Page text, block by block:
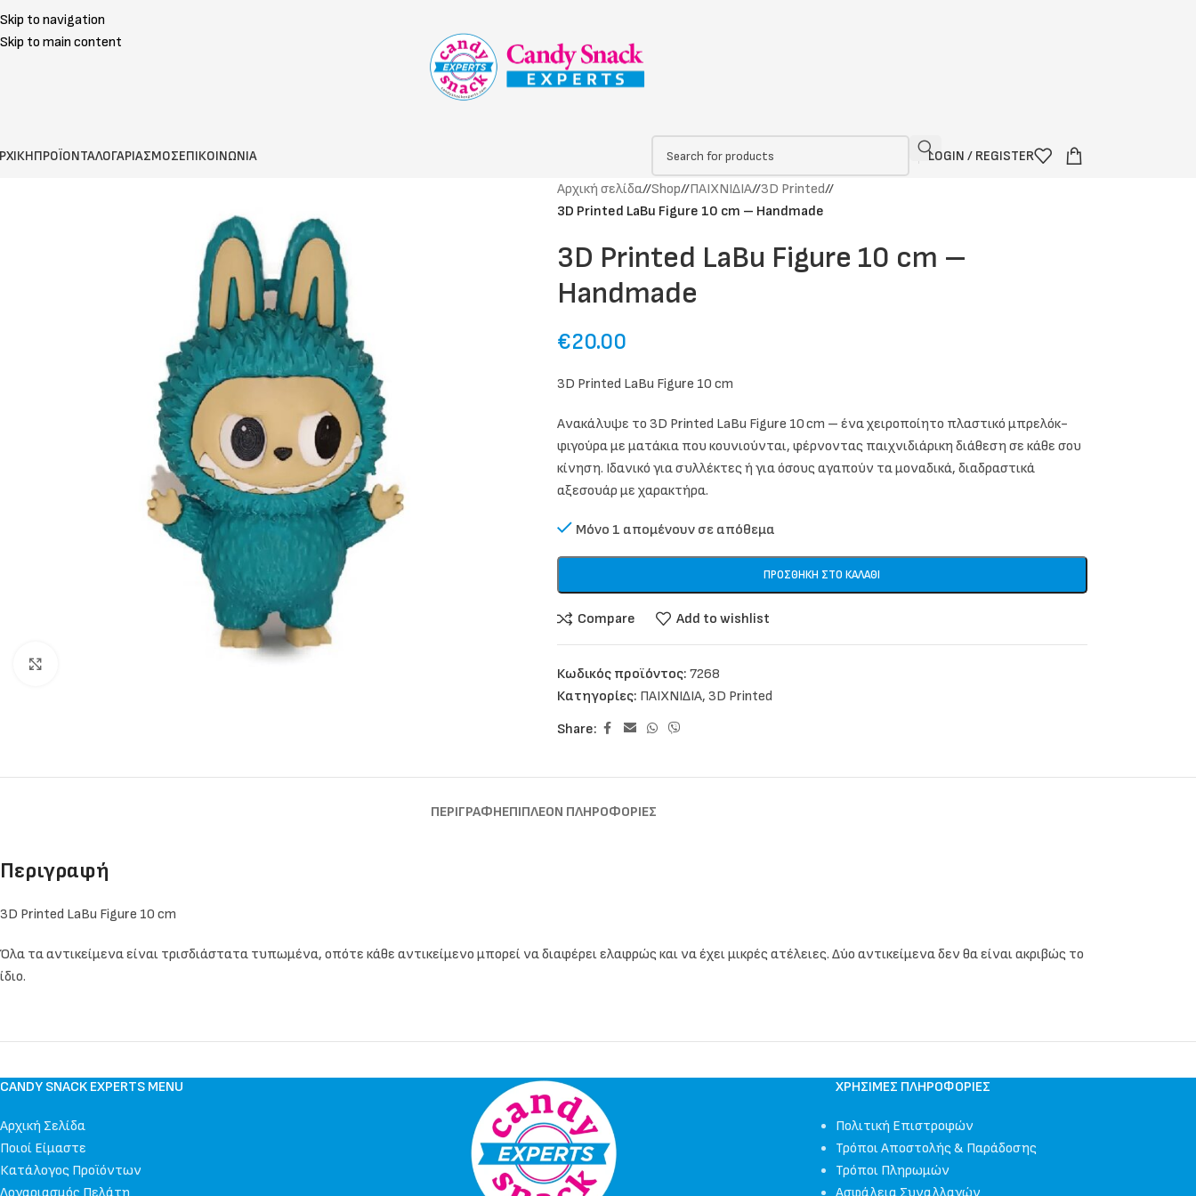
Skip to navigation
Skip to main content
ΠΡΟΪΟΝΤΑΛΟΓΑΡΙΑΣΜΟΣΕΠΙΚΟΙΝΩΝΙΑ LOGIN / REGISTER
Αρχική σελίδα/ Shop/ ΠΑΙΧΝΙΔΙΑ/ 3D Printed/
3D Printed LaBu Figure 10 cm – Handmade
3D Printed LaBu Figure 10 cm –
Handmade
€20.00
3D Printed LaBu Figure 10 cm
Ανακάλυψε το 3D Printed LaBu Figure 10 cm – ένα χειροποίητο πλαστικό μπρελόκ-
φιγούρα με ματάκια που κουνιούνται, φέρνοντας παιχνιδιάρικη διάθεση σε κάθε σου
κίνηση. Ιδανικό για συλλέκτες ή για όσους αγαπούν τα μοναδικά, διαδραστικά
αξεσουάρ με χαρακτήρα.
Μόνο 1 απομένουν σε απόθεμα
ΠΡΟΣΘΉΚΗ ΣΤΟ ΚΑΛΆΘΙ
Compare Add to wishlist
Κωδικός προϊόντος: 7268
Κατηγορίες: ΠΑΙΧΝΙΔΙΑ, 3D Printed
Share:
ΠΕΡΙΓΡΑΦΉΕΠΙΠΛΈΟΝ ΠΛΗΡΟΦΟΡΊΕΣ
Περιγραφή
3D Printed LaBu Figure 10 cm
Όλα τα αντικείμενα είναι τρισδιάστατα τυπωμένα, οπότε κάθε αντικείμενο μπορεί να διαφέρει ελαφρώς και να έχει μικρές ατέλειες. Δύο αντικείμενα δεν θα είναι ακριβώς το
ίδιο.
CANDY SNACK EXPERTS MENU
Αρχική Σελίδα
Ποιοί Είμαστε
Κατάλογος Προϊόντων
ΧΡΉΣΙΜΕΣ ΠΛΗΡΟΦΟΡΊΕΣ
Πολιτική Επιστροφών
Τρόποι Αποστολής & Παράδοσης
Τρόποι Πληρωμών